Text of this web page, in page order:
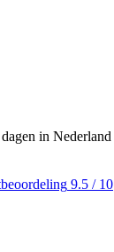
in Nederland
9.5 / 10